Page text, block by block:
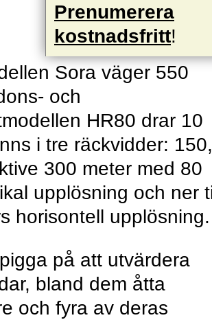
Prenumerera
kostnadsfritt!
Sora väger 550
och
HR80 drar 10
i tre räckvidder: 150,
300 meter med 80
upplösning och ner
horisontell
på att utvärdera
bland dem åtta
och fyra av deras